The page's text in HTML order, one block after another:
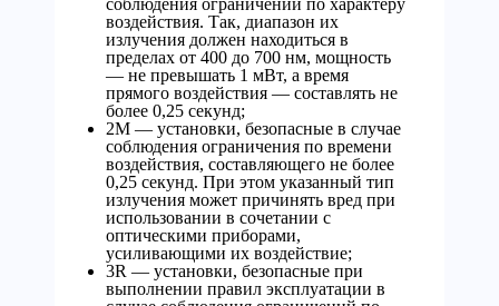
соблюдения ограничений по характеру
воздействия. Так, диапазон их
излучения должен находиться в
пределах от 400 до 700 нм, мощность
— не превышать 1 мВт, а время
прямого воздействия — составлять не
более 0,25 секунд;
2М — установки, безопасные в случае
соблюдения ограничения по времени
воздействия, составляющего не более
0,25 секунд. При этом указанный тип
излучения может причинять вред при
использовании в сочетании с
оптическими приборами,
усиливающими их воздействие;
3R — установки, безопасные при
выполнении правил эксплуатации в